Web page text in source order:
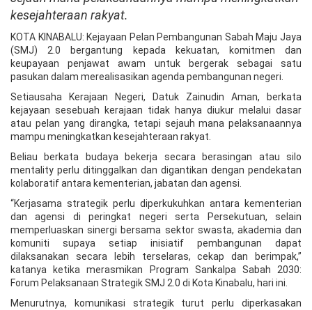
kesejahteraan rakyat.
KOTA KINABALU: Kejayaan Pelan Pembangunan Sabah Maju Jaya
(SMJ) 2.0 bergantung kepada kekuatan, komitmen dan
keupayaan penjawat awam untuk bergerak sebagai satu
pasukan dalam merealisasikan agenda pembangunan negeri.
Setiausaha Kerajaan Negeri, Datuk Zainudin Aman, berkata
kejayaan sesebuah kerajaan tidak hanya diukur melalui dasar
atau pelan yang dirangka, tetapi sejauh mana pelaksanaannya
mampu meningkatkan kesejahteraan rakyat.
Beliau berkata budaya bekerja secara berasingan atau silo
mentality perlu ditinggalkan dan digantikan dengan pendekatan
kolaboratif antara kementerian, jabatan dan agensi.
“Kerjasama strategik perlu diperkukuhkan antara kementerian
dan agensi di peringkat negeri serta Persekutuan, selain
memperluaskan sinergi bersama sektor swasta, akademia dan
komuniti supaya setiap inisiatif pembangunan dapat
dilaksanakan secara lebih terselaras, cekap dan berimpak,”
katanya ketika merasmikan Program Sankalpa Sabah 2030:
Forum Pelaksanaan Strategik SMJ 2.0 di Kota Kinabalu, hari ini.
Menurutnya, komunikasi strategik turut perlu diperkasakan